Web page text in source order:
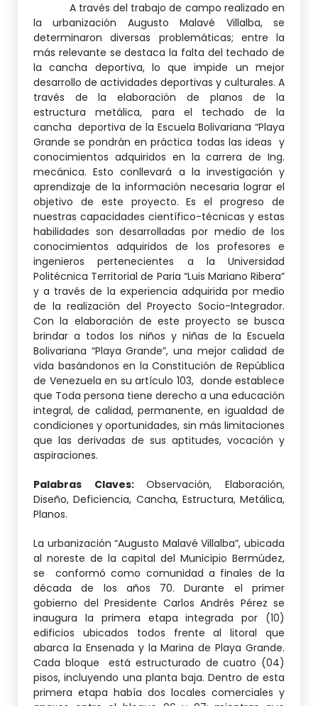
A través del trabajo de campo realizado en
la urbanización Augusto Malavé Villalba, se
determinaron diversas problemáticas; entre la
más relevante se destaca la falta del techado de
la cancha deportiva, lo que impide un mejor
desarrollo de actividades deportivas y culturales. A
través de la elaboración de planos de la
estructura metálica, para el techado de la
cancha deportiva de la Escuela Bolivariana “Playa
Grande se pondrán en práctica todas las ideas y
conocimientos adquiridos en la carrera de Ing.
mecánica. Esto conllevará a la investigación y
aprendizaje de la información necesaria lograr el
objetivo de este proyecto. Es el progreso de
nuestras capacidades científico-técnicas y estas
habilidades son desarrolladas por medio de los
conocimientos adquiridos de los profesores e
ingenieros pertenecientes a la Universidad
Politécnica Territorial de Paria “Luis Mariano Ribera”
y a través de la experiencia adquirida por medio
de la realización del Proyecto Socio-Integrador.
Con la elaboración de este proyecto se busca
brindar a todos los niños y niñas de la Escuela
Bolivariana “Playa Grande”, una mejor calidad de
vida basándonos en la Constitución de República
de Venezuela en su artículo 103, donde establece
que Toda persona tiene derecho a una educación
integral, de calidad, permanente, en igualdad de
condiciones y oportunidades, sin más limitaciones
que las derivadas de sus aptitudes, vocación y
aspiraciones.
Palabras Claves:Observación, Elaboración,
Diseño, Deficiencia, Cancha, Estructura, Metálica,
Planos.
La urbanización “Augusto Malavé Villalba”, ubicada
al noreste de la capital del Municipio Bermúdez,
se conformó como comunidad a finales de la
década de los años 70. Durante el primer
gobierno del Presidente Carlos Andrés Pérez se
inaugura la primera etapa integrada por (10)
edificios ubicados todos frente al litoral que
abarca la Ensenada y la Marina de Playa Grande.
Cada bloque está estructurado de cuatro (04)
pisos, incluyendo una planta baja. Dentro de esta
primera etapa había dos locales comerciales y